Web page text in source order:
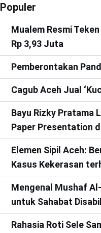
Populer
Mualem Resmi
Rp 3,93 Juta
Pemberontakan
Cagub Aceh Jual
Bayu Rizky Pratama
Paper Presentation
Elemen Sipil Aceh:
Kasus Kekerasan
Mengenal Mushaf
untuk Sahabat
Rahasia Roti Sele